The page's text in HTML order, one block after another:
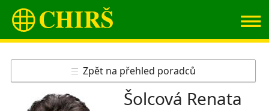
≡
Zpět na přehled poradců
Šolcová Renata